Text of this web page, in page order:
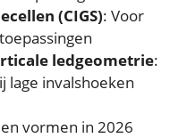
(CIGS): Voor
ledgeometrie:
lage invalshoeken
vormen in 2026